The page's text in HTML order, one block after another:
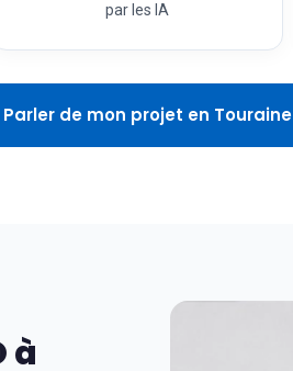
par les IA
Parler de mon projet en Touraine
à